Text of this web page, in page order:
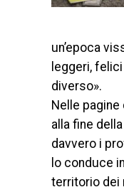
un’epoca
leggeri,
diverso».
Nelle
alla fine
davvero i
lo conduce
territorio dei